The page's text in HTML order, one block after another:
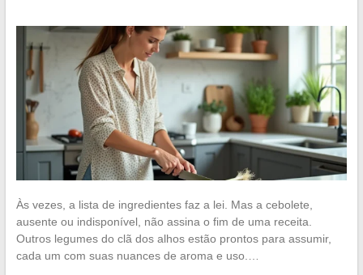
Às vezes, a lista de ingredientes faz a lei. Mas a cebolete,
ausente ou indisponível, não assina o fim de uma receita.
Outros legumes do clã dos alhos estão prontos para assumir,
cada um com suas nuances de aroma e uso.…